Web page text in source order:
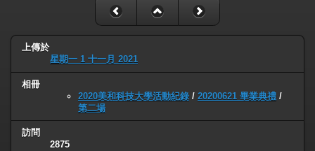
上傳於
星期一 1 十一月 2021
相冊
2020美和科技大學活動紀錄 / 20200621 畢業典禮 /
第二場
訪問
2875